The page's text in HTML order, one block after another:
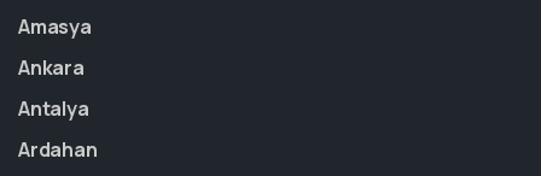
Amasya
Ankara
Antalya
Ardahan